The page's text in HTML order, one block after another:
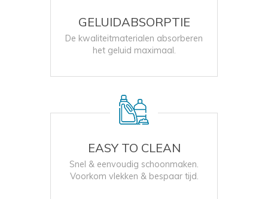
GELUIDABSORPTIE
De kwaliteitmaterialen absorberen
het geluid maximaal.
EASY TO CLEAN
Snel & eenvoudig schoonmaken.
Voorkom vlekken & bespaar tijd.